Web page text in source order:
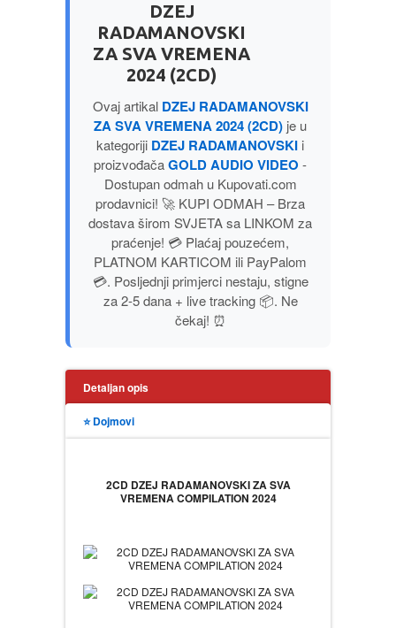
POEZIJA
PRIČE
PUBLICISTIKA
PUTOPISI
STRIP
TEORIJE ZAVERE
TINEJDŽ
TRILERI
DZEJ
RADAMANOVSKI
ZA SVA VREMENA
2024 (2CD)
Ovaj artikal DZEJ RADAMANOVSKI
ZA SVA VREMENA 2024 (2CD) je u
kategoriji DZEJ RADAMANOVSKI i
proizvođačaGOLD AUDIO VIDEO -
Dostupan odmah u Kupovati.com
prodavnici! 🚀 KUPI ODMAH – Brza
dostava širom SVJETA sa LINKOM za
praćenje! 💳 Plaćaj pouzećem,
PLATNOM KARTICOM ili PayPalom
💳. Posljednji primjerci nestaju, stigne
za 2-5 dana + live tracking 📦. Ne
čekaj! ⏰
Detaljan opis
⭐ Dojmovi
2CD DZEJ RADAMANOVSKI ZA SVA
VREMENA COMPILATION 2024